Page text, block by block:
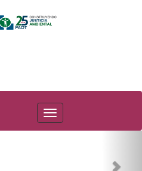
PAOT